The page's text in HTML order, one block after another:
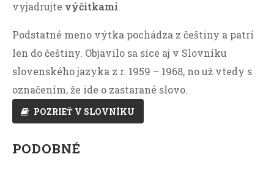
vyjadrujte výčitkami.
Podstatné meno výtka pochádza z češtiny a patrí
len do češtiny. Objavilo sa síce aj v Slovníku
slovenského jazyka z r. 1959 – 1968, no už vtedy s
označením, že ide o zastarané slovo.
POZRIEŤ V SLOVNÍKU
PODOBNÉ